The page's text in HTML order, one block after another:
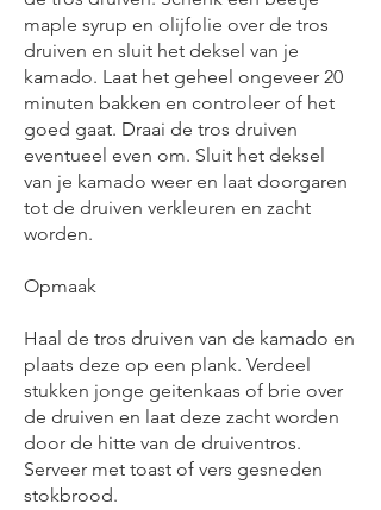
maple syrup en olijfolie over de tros
druiven en sluit het deksel van je
kamado. Laat het geheel ongeveer 20
minuten bakken en controleer of het
goed gaat. Draai de tros druiven
eventueel even om. Sluit het deksel
van je kamado weer en laat doorgaren
tot de druiven verkleuren en zacht
worden.
Opmaak
Haal de tros druiven van de kamado en
plaats deze op een plank. Verdeel
stukken jonge geitenkaas of brie over
de druiven en laat deze zacht worden
door de hitte van de druiventros.
Serveer met toast of vers gesneden
stokbrood.